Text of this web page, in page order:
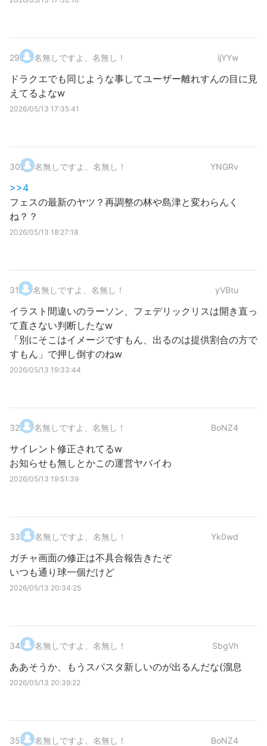
29. 名無しですよ、名無し！ ijYYw
ドラクエでも同じような事してユーザー離れすんの目に見
えてるよなw
2026/05/13 17:35:41
30. 名無しですよ、名無し！ YNGRv
>>4
フェスの最新のヤツ？再調整の林や島津と変わらんく
ね？？
2026/05/13 18:27:18
31. 名無しですよ、名無し！ yVBtu
イラスト間違いのラーソン、フェデリックリスは開き直っ
て直さない判断したなw
「別にそこはイメージですもん、出るのは提供割合の方で
すもん」で押し倒すのねw
2026/05/13 19:33:44
32. 名無しですよ、名無し！ BoNZ4
サイレント修正されてるw
お知らせも無しとかこの運営ヤバイわ
2026/05/13 19:51:39
33. 名無しですよ、名無し！ Yk0wd
ガチャ画面の修正は不具合報告きたぞ
いつも通り球一個だけど
2026/05/13 20:34:25
34. 名無しですよ、名無し！ SbgVh
ああそうか、もうスパスタ新しいのが出るんだな(溜息
2026/05/13 20:39:22
35. 名無しですよ、名無し！ BoNZ4